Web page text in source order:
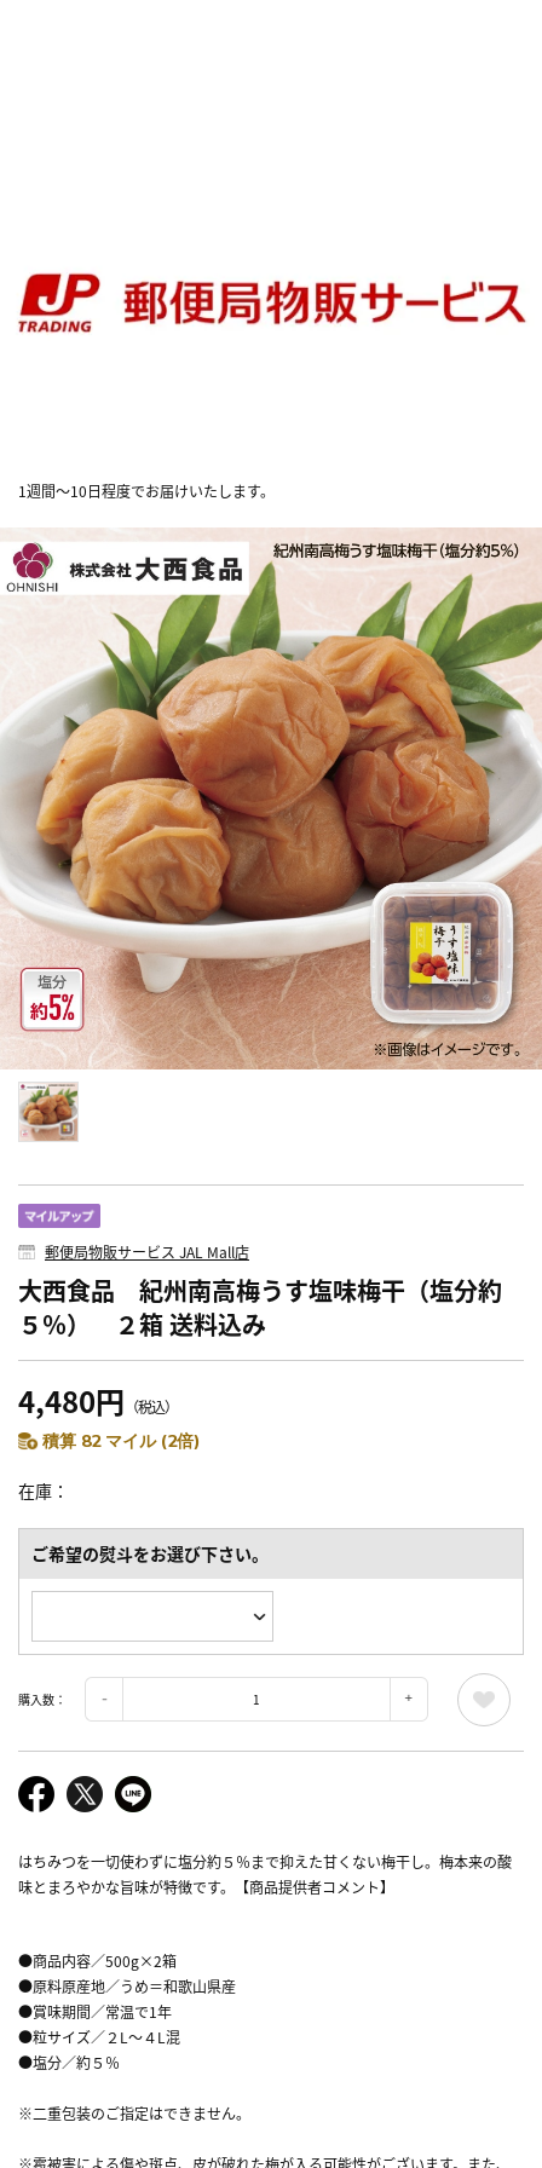
1週間～10日程度でお届けいたします。
郵便局物販サービス JAL Mall店
大西食品 紀州南高梅うす塩味梅干（塩分約
５％） ２箱 送料込み
4,480円 （税込）
積算 82 マイル (2倍)
在庫
ご希望の熨斗をお選び下さい。
購入数：
はちみつを一切使わずに塩分約５％まで抑えた甘くない梅干し。梅本来の酸
味とまろやかな旨味が特徴です。【商品提供者コメント】
●商品内容／500g×2箱
●原料原産地／うめ＝和歌山県産
●賞味期間／常温で1年
●粒サイズ／２L～４L混
●塩分／約５％
※二重包装のご指定はできません。
※雹被害による傷や斑点、皮が破れた梅が入る可能性がございます。また、